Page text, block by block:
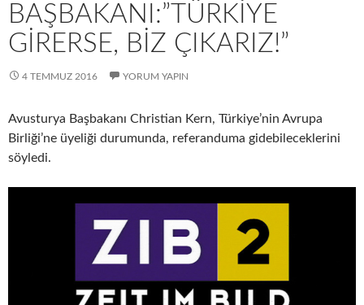
BAŞBAKANI:”TÜRKIYE
GIRERSE, BIZ ÇIKARIZ!”
4 TEMMUZ 2016 YORUM YAPIN
Avusturya Başbakanı Christian Kern, Türkiye’nin Avrupa
Birliği’ne üyeliği durumunda, referanduma gidebileceklerini
söyledi.